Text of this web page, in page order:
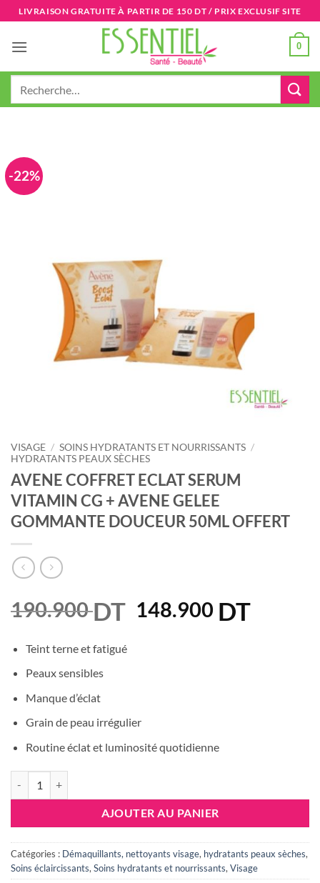
Passer
au
contenu
LIVRAISON GRATUITE À PARTIR DE 150 DT / PRIX EXCLUSIF SITE
0
-22%
VISAGE / SOINS HYDRATANTS ET NOURRISSANTS /
HYDRATANTS PEAUX SÈCHES
AVENE COFFRET ECLAT SERUM
VITAMIN CG + AVENE GELEE
GOMMANTE DOUCEUR 50ML OFFERT
190.900DT Le
148.900 DTLe
Teint terne et fatigué
Peaux sensibles
Manque d’éclat
Grain de peau irrégulier
Routine éclat et luminosité quotidienne
AJOUTER AU PANIER
Catégories : Démaquillants, nettoyants visage, hydratants peaux sèches,
Soins éclaircissants, Soins hydratants et nourrissants, Visage